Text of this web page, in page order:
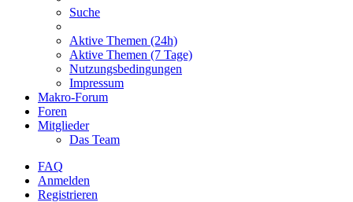
Suche
Aktive Themen (24h)
Aktive Themen (7 Tage)
Nutzungsbedingungen
Impressum
Makro-Forum
Foren
Mitglieder
Das Team
FAQ
Anmelden
Registrieren